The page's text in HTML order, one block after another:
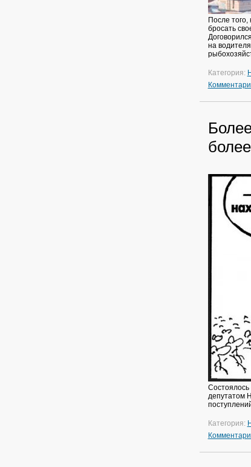
После
бросать
на
Категория:
Состоялось
депутатом
Категория: